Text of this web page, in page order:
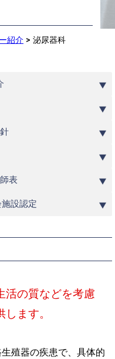
紹介 > 泌尿器科
表
設認定
活の質などを考慮
ます。
殖器の疾患で、具体的